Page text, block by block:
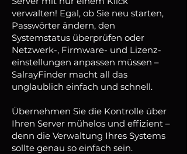
verwalten! Egal, ob Sie neu starten,
Passwörter ändern, den
Systemstatus überprüfen oder
Netzwerk-, Firmware- und Lizenz­
einstellungen anpassen müssen –
SalrayFinder macht all das
unglaublich einfach und schnell.
Übernehmen Sie die Kontrolle über
Ihren Server mühelos und effizient –
denn die Verwaltung Ihres Systems
sollte genau so einfach sein.